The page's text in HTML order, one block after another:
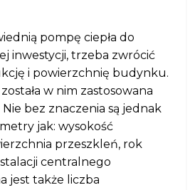
pompę ciepła do
inwestycji, trzeba zwrócić
i powierzchnię budynku.
w nim zastosowana
bez znaczenia są jednak
jak: wysokość
przeszkleń, rok
centralnego
jest także liczba